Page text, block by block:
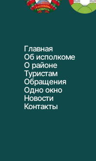
Главная
Об исполкоме
О районе
Туристам
Обращения
Одно окно
Новости
Контакты